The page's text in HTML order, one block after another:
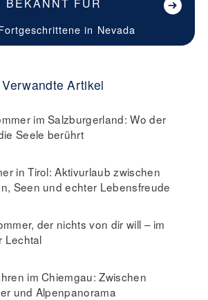
in Nevada
Verwandte Artikel
im Salzburgerland: Wo der
Seele berührt
in Tirol: Aktivurlaub zwischen
Seen und echter Lebensfreude
der nichts von dir will – im
Lechtal
im Chiemgau: Zwischen
und Alpenpanorama